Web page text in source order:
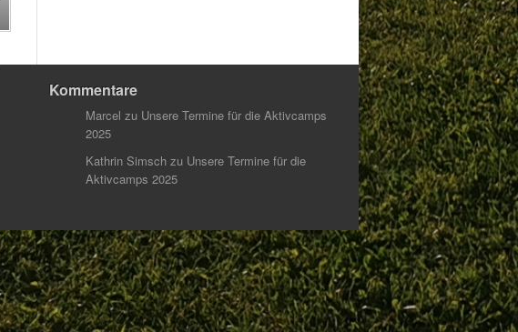
Kommentare
Marcel zu Unsere Termine für die Aktivcamps
2025
Kathrin Simsch zu Unsere Termine für die
Aktivcamps 2025